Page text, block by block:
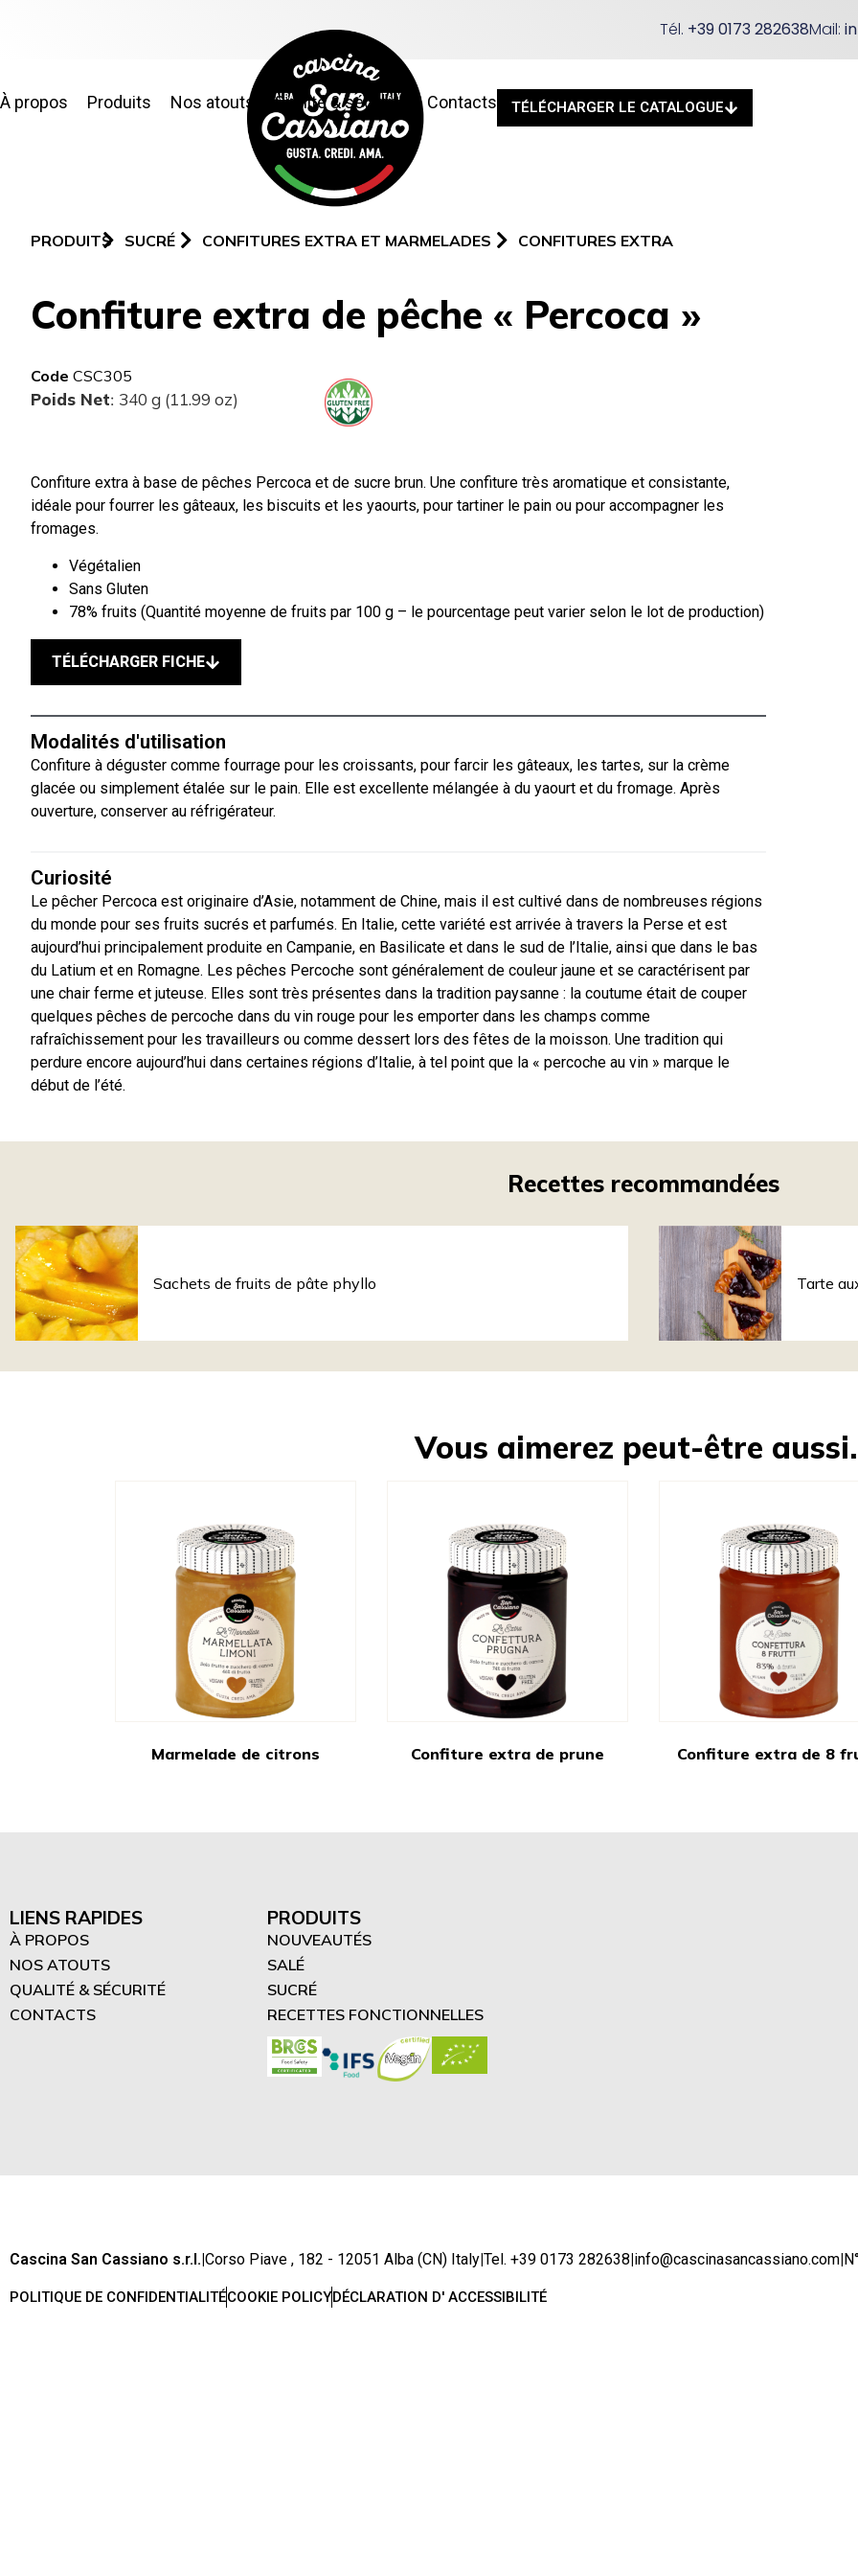
Tél. +39 0173 282638Mail:
À propos Produits Nos atouts Qualité & sécurité Contacts TÉLÉCHARGER LE CATALOGUE
PRODUITS SUCRÉ CONFITURES EXTRA ET MARMELADES CONFITURES EXTRA
Confiture extra de pêche « Percoca »
Code CSC305
Poids Net: 340 g (11.99 oz)
Confiture extra à base de pêches Percoca et de sucre brun. Une confiture très aromatique et consistante,
idéale pour fourrer les gâteaux, les biscuits et les yaourts, pour tartiner le pain ou pour accompagner les
fromages.
Végétalien
Sans Gluten
78% fruits (Quantité moyenne de fruits par 100 g – le pourcentage peut varier selon le lot de production)
TÉLÉCHARGER FICHE
Modalités d'utilisation
Confiture à déguster comme fourrage pour les croissants, pour farcir les gâteaux, les tartes, sur la crème
glacée ou simplement étalée sur le pain. Elle est excellente mélangée à du yaourt et du fromage. Après
ouverture, conserver au réfrigérateur.
Curiosité
Le pêcher Percoca est originaire d’Asie, notamment de Chine, mais il est cultivé dans de nombreuses régions
du monde pour ses fruits sucrés et parfumés. En Italie, cette variété est arrivée à travers la Perse et est
aujourd’hui principalement produite en Campanie, en Basilicate et dans le sud de l’Italie, ainsi que dans le bas
du Latium et en Romagne. Les pêches Percoche sont généralement de couleur jaune et se caractérisent par
une chair ferme et juteuse. Elles sont très présentes dans la tradition paysanne : la coutume était de couper
quelques pêches de percoche dans du vin rouge pour les emporter dans les champs comme
rafraîchissement pour les travailleurs ou comme dessert lors des fêtes de la moisson. Une tradition qui
perdure encore aujourd’hui dans certaines régions d’Italie, à tel point que la « percoche au vin » marque le
début de l’été.
Recettes recommandées
Sachets de fruits de pâte phyllo Tarte
Vous aimerez peut-être
Marmelade de citrons Confiture extra de prune Confiture extra de 8
LIENS RAPIDES
À PROPOS
NOS ATOUTS
QUALITÉ & SÉCURITÉ
CONTACTS
PRODUITS
NOUVEAUTÉS
SALÉ
SUCRÉ
RECETTES FONCTIONNELLES
Cascina San Cassiano s.r.l.|Corso Piave , 182 - 12051 Alba (CN) Italy|Tel. +39 0173 282638|info@cascinasancassiano.com|
POLITIQUE DE CONFIDENTIALITÉCOOKIE POLICYDÉCLARATION D' ACCESSIBILITÉ